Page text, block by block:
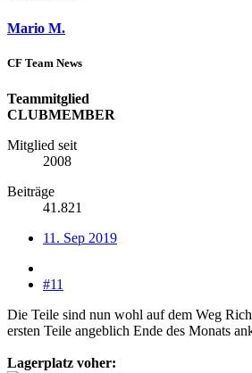
Mario M.
CF Team News
Teammitglied
CLUBMEMBER
Mitglied seit
2008
Beiträge
41.821
11. Sep 2019
#11
Die Teile sind nun wohl auf dem Weg
ersten Teile angeblich Ende des Monats
Lagerplatz voher: